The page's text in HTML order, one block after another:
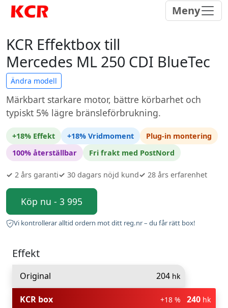
Meny
KCR Effektbox till
Mercedes ML 250 CDI BlueTec
Ändra modell
Märkbart starkare motor, bättre körbarhet och
typiskt 5% lägre bränsleförbrukning.
+18% Effekt +18% Vridmoment
Plug-in montering
100% återställbar
Fri frakt med PostNord
✓ 2 års garanti✓ 30 dagars nöjd kund✓ 28 års erfarenhet
Köp nu - 3 995
Vi kontrollerar alltid ordern mot ditt reg.nr – du får rätt box!
Effekt
Original 204 hk
KCR box +18 % 240 hk